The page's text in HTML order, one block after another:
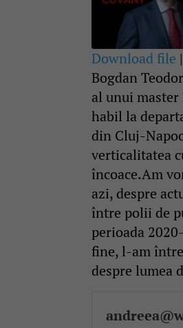
RSS FEED
SHARE
LINK
EMBED
Download file |
Bogdan
al unui
habil la
din Cluj-
verticalitatea
încoace.Am
azi, despre
între polii de
perioada
fine, l-am
despre lumea